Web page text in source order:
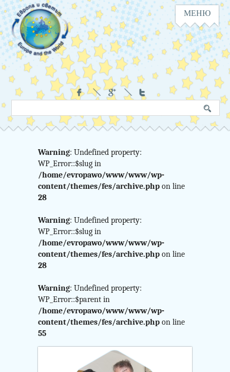
Навигация
МЕНЮ
Социални
в
сайта
дума
Warning:
Undefined
variable
$curr_category
in
/home/evropawo/www/
content/themes/fes/
on
line
Warning: Undefined property:
WP_Error::$slug in
/home/evropawo/www/www/wp-
content/themes/fes/archive.php on line
28
Warning: Undefined property:
WP_Error::$slug in
/home/evropawo/www/www/wp-
content/themes/fes/archive.php on line
28
Warning: Undefined property:
WP_Error::$parent in
/home/evropawo/www/www/wp-
content/themes/fes/archive.php on line
55